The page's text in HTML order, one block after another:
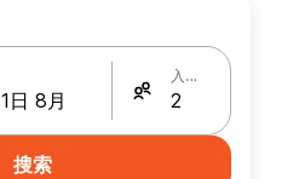
入住人数
搜索